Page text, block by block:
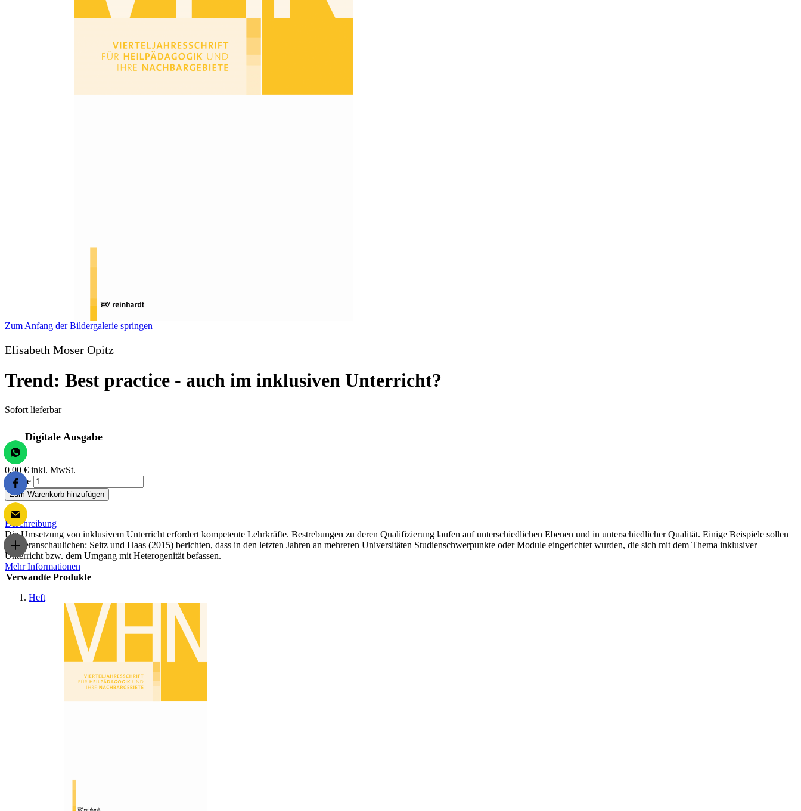
Zum Anfang der Bildergalerie springen
Elisabeth Moser Opitz
Trend: Best practice - auch im inklusiven Unterricht?
Sofort lieferbar
Digitale Ausgabe
0,00 € inkl. MwSt.
Menge
Zum Warenkorb hinzufügen
Beschreibung
Die Umsetzung von inklusivem Unterricht erfordert kompetente Lehrkräfte. Bestrebungen zu deren Qualifizierung laufen auf unterschiedlichen Ebenen und in unterschiedlicher Qualität. Einige Beispiele sollen
das veranschaulichen: Seitz und Haas (2015) berichten, dass in den letzten Jahren an mehreren Uni­versitäten Studienschwerpunkte oder Module eingerichtet wurden, die sich mit dem Thema inklusiver
Unterricht bzw. dem Umgang mit Heterogenität befassen.
Mehr Informationen
Verwandte Produkte
Heft